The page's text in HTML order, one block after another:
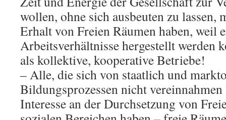
wollen, ohne sich ausbeuten zu lassen,
Erhalt von Freien Räumen haben, weil
Arbeitsverhältnisse hergestellt werden
als kollektive, kooperative Betriebe!
– Alle, die sich von staatlich und
Bildungsprozessen nicht
Interesse an der Durchsetzung von